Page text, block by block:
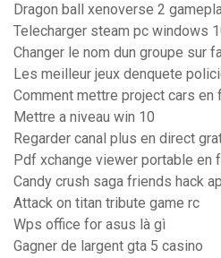
Dragon ball xenoverse 2
Telecharger steam pc windows
Changer le nom dun groupe sur
Les meilleur jeux denquete
Comment mettre project cars en
Mettre a niveau win 10
Regarder canal plus en direct
Pdf xchange viewer portable en
Candy crush saga friends hack
Attack on titan tribute game rc
Wps office for asus là gì
Gagner de largent gta 5 casino